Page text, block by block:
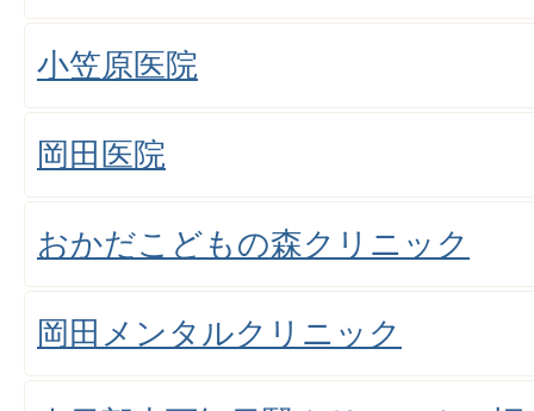
小笠原医院
岡田医院
おかだこどもの森クリニック
岡田メンタルクリニック